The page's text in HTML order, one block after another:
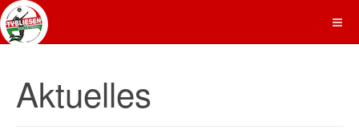
Aktuelles